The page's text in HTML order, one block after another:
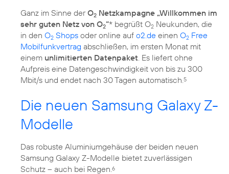
Ganz im Sinne derO2 Netzkampagne „Willkommen im
sehr guten Netz von O2“* begrüßt O2 Neukunden, die
in den O2 Shops oder online auf o2.de einen O2 Free
Mobilfunkvertrag abschließen, im ersten Monat mit
einem unlimitierten Datenpaket . Es liefert ohne
Aufpreis eine Datengeschwindigkeit von bis zu 300
Mbit/s und endet nach 30 Tagen automatisch. 5
Die neuen Samsung Galaxy Z-
Modelle
Das robuste Aluminiumgehäuse der beiden neuen
Samsung Galaxy Z-Modelle bietet zuverlässigen
Schutz – auch bei Regen. 6